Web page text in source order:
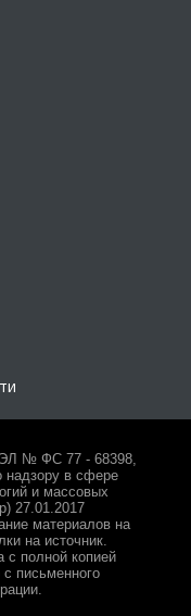
№ ФС 77 - 68398,
надзору в сфере
и массовых
27.01.2017
материалов на
на источник.
с полной копией
с письменного